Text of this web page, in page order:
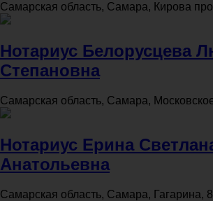
Самарская область, Самара, Кирова
Нотариус Белорусцева
Степановна
Самарская область, Самара,
Нотариус Ерина
Анатольевна
Самарская область, Самара, Гагарина,